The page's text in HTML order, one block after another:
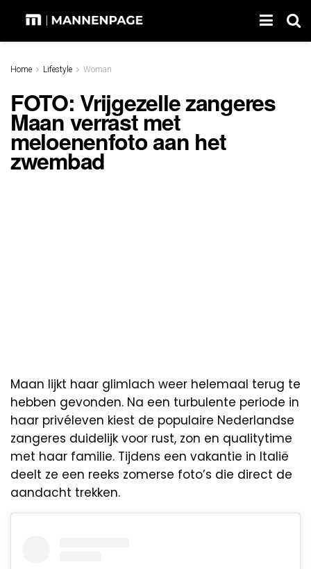
Home Lifestyle Woman
FOTO: Vrijgezelle zangeres
Maan verrast met
meloenenfoto aan het
zwembad
Maan lijkt haar glimlach weer helemaal terug te
hebben gevonden. Na een turbulente periode in
haar privéleven kiest de populaire Nederlandse
zangeres duidelijk voor rust, zon en qualitytime
met haar familie. Tijdens een vakantie in Italië
deelt ze een reeks zomerse foto’s die direct de
aandacht trekken.